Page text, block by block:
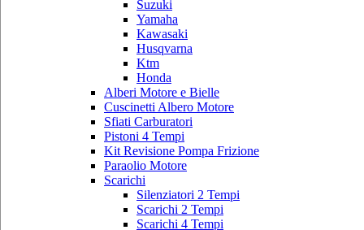
Suzuki
Yamaha
Kawasaki
Husqvarna
Ktm
Honda
Alberi Motore e Bielle
Cuscinetti Albero Motore
Sfiati Carburatori
Pistoni 4 Tempi
Kit Revisione Pompa Frizione
Paraolio Motore
Scarichi
Silenziatori 2 Tempi
Scarichi 2 Tempi
Scarichi 4 Tempi